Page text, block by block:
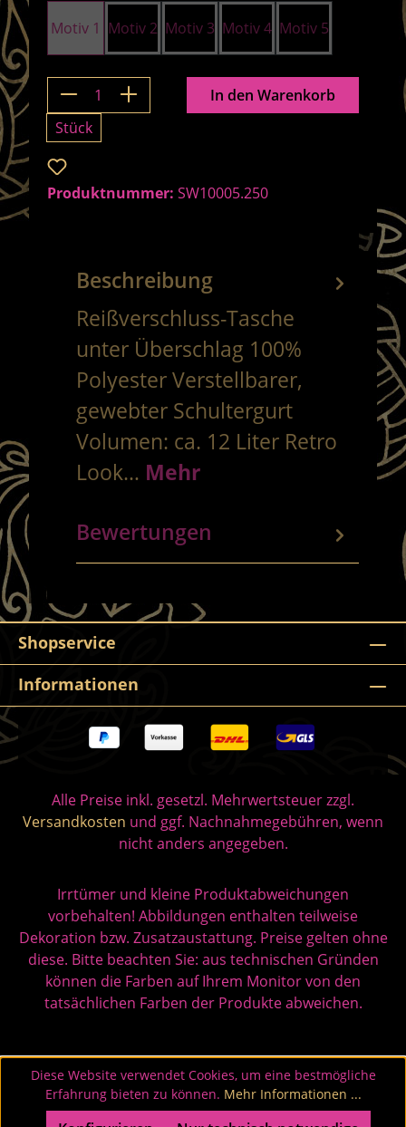
Motiv 1 Motiv 2 Motiv 3 Motiv 4 Motiv 5
Produkt Anzahl: Gib den
Stück
In den Warenkorb
Produktnummer: SW10005.250
Beschreibung
Reißverschluss-Tasche
unter Überschlag 100%
Polyester Verstellbarer,
gewebter Schultergurt
Volumen: ca. 12 Liter Retro
Look… Mehr
Bewertungen
Shopservice
Informationen
Alle Preise inkl. gesetzl. Mehrwertsteuer zzgl.
Versandkosten und ggf. Nachnahmegebühren, wenn
nicht anders angegeben.
Irrtümer und kleine Produktabweichungen
vorbehalten! Abbildungen enthalten teilweise
Dekoration bzw. Zusatzaustattung. Preise gelten ohne
diese. Bitte beachten Sie: aus technischen Gründen
können die Farben auf Ihrem Monitor von den
tatsächlichen Farben der Produkte abweichen.
Diese Website verwendet Cookies, um eine bestmögliche
Erfahrung bieten zu können. Mehr Informationen ...